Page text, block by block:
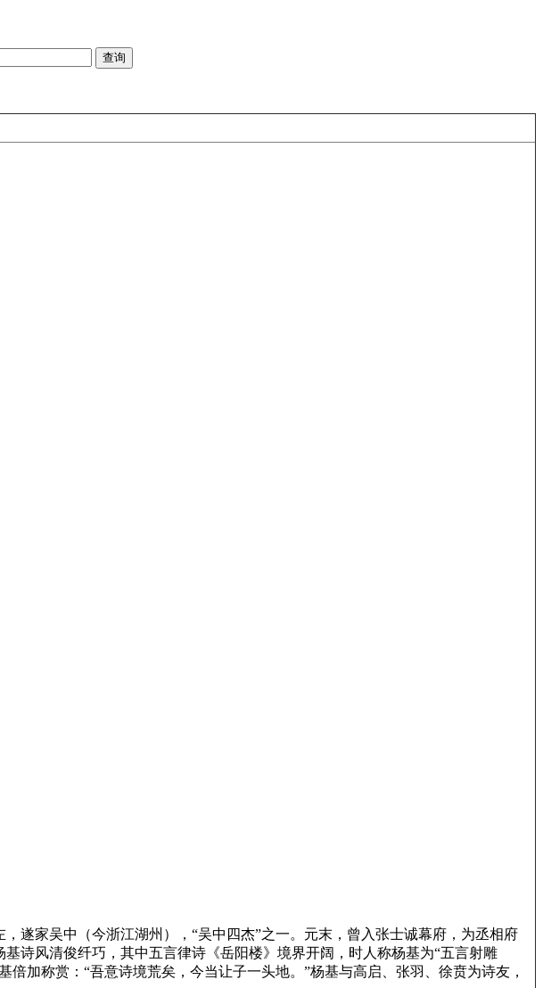
遂家吴中（今浙江湖州），“吴中四杰”之一。元末，曾入张士诚幕府，为丞相府
诗风清俊纤巧，其中五言律诗《岳阳楼》境界开阔，时人称杨基为“五言射雕
加称赏：“吾意诗境荒矣，今当让子一头地。”杨基与高启、张羽、徐贲为诗友，